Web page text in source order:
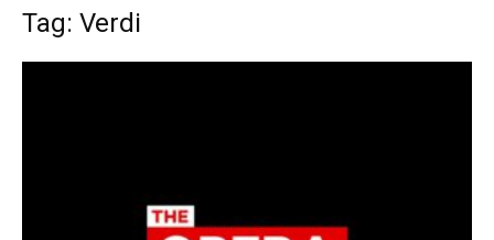
Tag: Verdi